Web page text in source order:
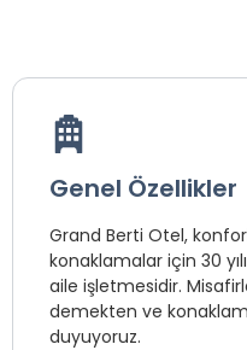
Genel Özellikler
Grand Berti Otel,
konaklamalar için 30
aile işletmesidir.
demekten ve
duyuyoruz.